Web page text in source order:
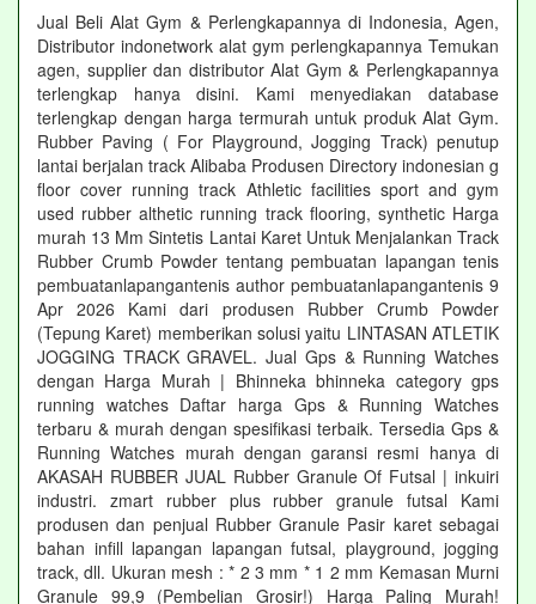
Jual Beli Alat Gym & Perlengkapannya di Indonesia, Agen,
Distributor indonetwork alat gym perlengkapannya Temukan
agen, supplier dan distributor Alat Gym & Perlengkapannya
terlengkap hanya disini. Kami menyediakan database
terlengkap dengan harga termurah untuk produk Alat Gym.
Rubber Paving ( For Playground, Jogging Track) penutup
lantai berjalan track Alibaba Produsen Directory indonesian g
floor cover running track Athletic facilities sport and gym
used rubber althetic running track flooring, synthetic Harga
murah 13 Mm Sintetis Lantai Karet Untuk Menjalankan Track
Rubber Crumb Powder tentang pembuatan lapangan tenis
pembuatanlapangantenis author pembuatanlapangantenis 9
Apr 2026 Kami dari produsen Rubber Crumb Powder
(Tepung Karet) memberikan solusi yaitu LINTASAN ATLETIK
JOGGING TRACK GRAVEL. Jual Gps & Running Watches
dengan Harga Murah | Bhinneka bhinneka category gps
running watches Daftar harga Gps & Running Watches
terbaru & murah dengan spesifikasi terbaik. Tersedia Gps &
Running Watches murah dengan garansi resmi hanya di
AKASAH RUBBER JUAL Rubber Granule Of Futsal | inkuiri
industri. zmart rubber plus rubber granule futsal Kami
produsen dan penjual Rubber Granule Pasir karet sebagai
bahan infill lapangan lapangan futsal, playground, jogging
track, dll. Ukuran mesh : * 2 3 mm * 1 2 mm Kemasan Murni
Granule 99,9 (Pembelian Grosir!) Harga Paling Murah!